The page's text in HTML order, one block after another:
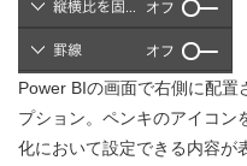
Power BIの画面で右側に配置
プション。ペンキのアイコン
化において設定できる内容が